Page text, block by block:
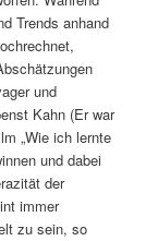
Trends anhand
und
Kahn (Er war
„Wie ich lernte
und dabei
der
immer
zu sein, so